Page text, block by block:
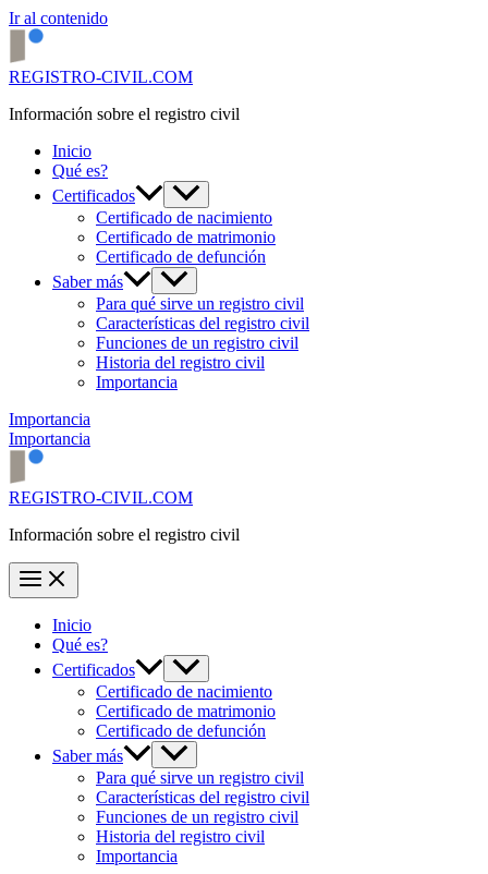
Ir al contenido
REGISTRO-CIVIL.COM
Información sobre el registro civil
Inicio
Qué es?
Certificados
Certificado de nacimiento
Certificado de matrimonio
Certificado de defunción
Saber más
Para qué sirve un registro civil
Características del registro civil
Funciones de un registro civil
Historia del registro civil
Importancia
Importancia
Importancia
REGISTRO-CIVIL.COM
Información sobre el registro civil
Inicio
Qué es?
Certificados
Certificado de nacimiento
Certificado de matrimonio
Certificado de defunción
Saber más
Para qué sirve un registro civil
Características del registro civil
Funciones de un registro civil
Historia del registro civil
Importancia